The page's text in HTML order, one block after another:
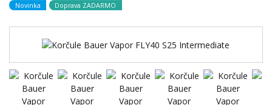
Novinka Doprava ZADARMO